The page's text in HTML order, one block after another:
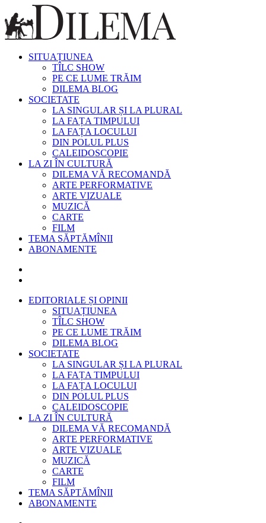
SITUAȚIUNEA
TÎLC SHOW
PE CE LUME TRĂIM
DILEMA BLOG
SOCIETATE
LA SINGULAR ȘI LA PLURAL
LA FAȚA TIMPULUI
LA FAȚA LOCULUI
DIN POLUL PLUS
CALEIDOSCOPIE
LA ZI ÎN CULTURĂ
DILEMA VĂ RECOMANDĂ
ARTE PERFORMATIVE
ARTE VIZUALE
MUZICĂ
CARTE
FILM
TEMA SĂPTĂMÎNII
ABONAMENTE
EDITORIALE ȘI OPINII
SITUAȚIUNEA
TÎLC SHOW
PE CE LUME TRĂIM
DILEMA BLOG
SOCIETATE
LA SINGULAR ȘI LA PLURAL
LA FAȚA TIMPULUI
LA FAȚA LOCULUI
DIN POLUL PLUS
CALEIDOSCOPIE
LA ZI ÎN CULTURĂ
DILEMA VĂ RECOMANDĂ
ARTE PERFORMATIVE
ARTE VIZUALE
MUZICĂ
CARTE
FILM
TEMA SĂPTĂMÎNII
ABONAMENTE